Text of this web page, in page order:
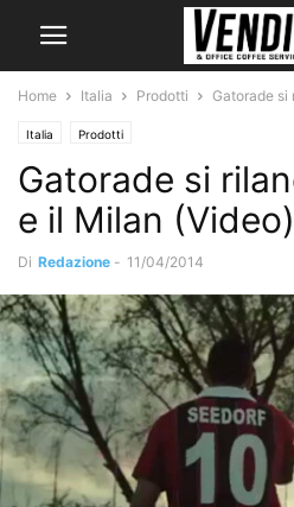
Home Italia Prodotti Gatorade si
Italia Prodotti
Gatorade si
e il Milan (Video)
Di Redazione - 11/04/2014